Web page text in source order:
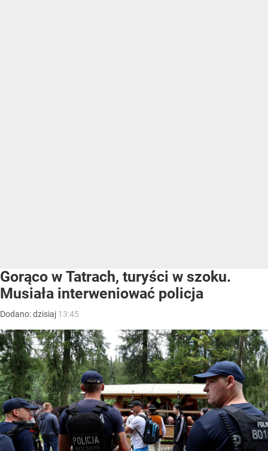
Gorąco w Tatrach, turyści w szoku.
Musiała interweniować policja
Dodano:dzisiaj 13:45